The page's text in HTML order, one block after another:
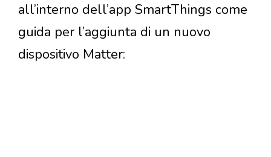
all’interno dell’app SmartThings come
guida per l’aggiunta di un nuovo
dispositivo Matter: